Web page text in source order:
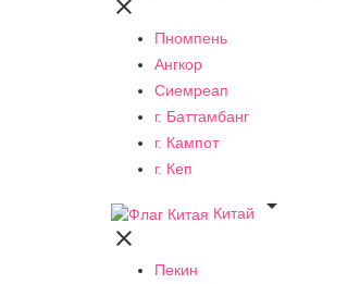

Пномпень
Ангкор
Сиемреап
г. Баттамбанг
г. Кампот
г. Кеп
Китай


Пекин